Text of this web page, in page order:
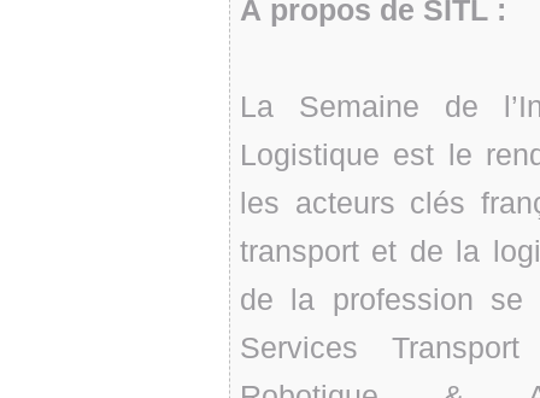
À propos de SITL :
La Semaine de
Logistique est le
les acteurs clés
transport et de la
de la profession se
Services